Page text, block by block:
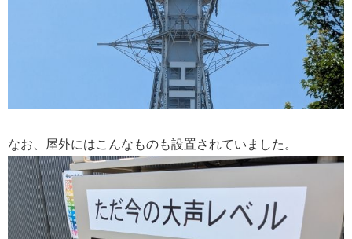
なお、屋外にはこんなものも設置されていました。